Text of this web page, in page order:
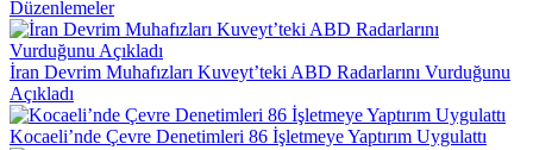
Düzenlemeler
İran Devrim Muhafızları Kuveyt’teki ABD Radarlarını Vurduğunu
Açıkladı
Kocaeli’nde Çevre Denetimleri 86 İşletmeye Yaptırım Uygulattı